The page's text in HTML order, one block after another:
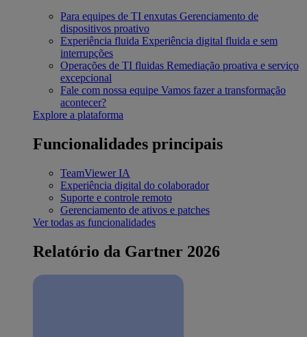
Para equipes de TI enxutas Gerenciamento de
dispositivos proativo
Experiência fluida Experiência digital fluida e sem
interrupções
Operações de TI fluidas Remediação proativa e serviço
excepcional
Fale com nossa equipe Vamos fazer a transformação
acontecer?
Explore a plataforma
Funcionalidades principais
TeamViewer IA
Experiência digital do colaborador
Suporte e controle remoto
Gerenciamento de ativos e patches
Ver todas as funcionalidades
Relatório da Gartner 2026